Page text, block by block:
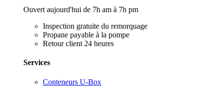
Ouvert aujourd'hui de 7h am à 7h pm
Inspection gratuite du remorquage
Propane payable à la pompe
Retour client 24 heures
Services
Conteneurs U-Box